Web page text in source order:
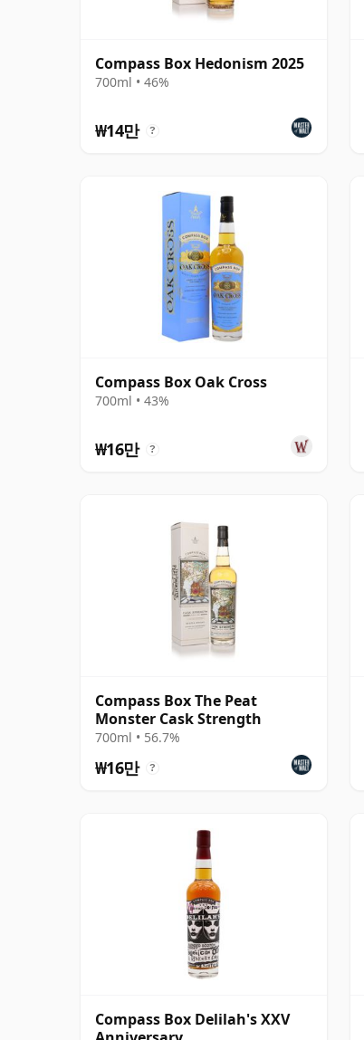
Compass Box Hedonism 2025
700ml • 46%
₩14만 ?
Compass Box Oak Cross
700ml • 43%
₩16만 ?
Compass Box The Peat
Monster Cask Strength
700ml • 56.7%
₩16만 ?
Compass Box Delilah's XXV